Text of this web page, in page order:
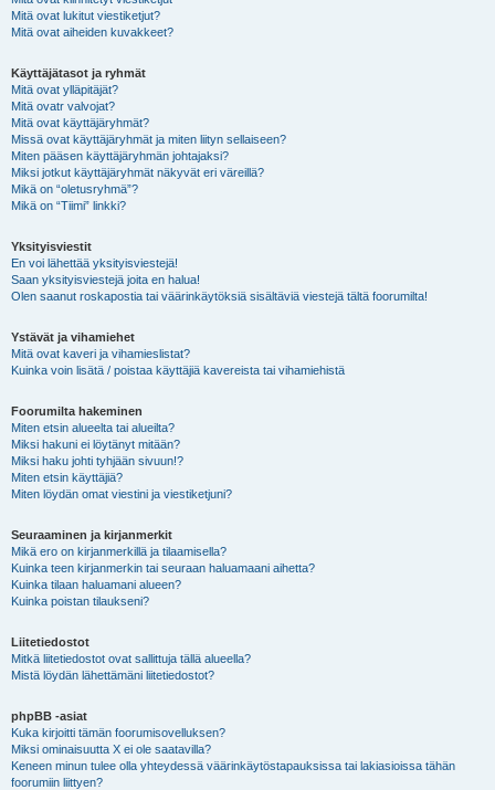
Mitä ovat lukitut viestiketjut?
Mitä ovat aiheiden kuvakkeet?
Käyttäjätasot ja ryhmät
Mitä ovat ylläpitäjät?
Mitä ovatr valvojat?
Mitä ovat käyttäjäryhmät?
Missä ovat käyttäjäryhmät ja miten liityn sellaiseen?
Miten pääsen käyttäjäryhmän johtajaksi?
Miksi jotkut käyttäjäryhmät näkyvät eri väreillä?
Mikä on “oletusryhmä”?
Mikä on “Tiimi” linkki?
Yksityisviestit
En voi lähettää yksityisviestejä!
Saan yksityisviestejä joita en halua!
Olen saanut roskapostia tai väärinkäytöksiä sisältäviä viestejä tältä foorumilta!
Ystävät ja vihamiehet
Mitä ovat kaveri ja vihamieslistat?
Kuinka voin lisätä / poistaa käyttäjiä kavereista tai vihamiehistä
Foorumilta hakeminen
Miten etsin alueelta tai alueilta?
Miksi hakuni ei löytänyt mitään?
Miksi haku johti tyhjään sivuun!?
Miten etsin käyttäjiä?
Miten löydän omat viestini ja viestiketjuni?
Seuraaminen ja kirjanmerkit
Mikä ero on kirjanmerkillä ja tilaamisella?
Kuinka teen kirjanmerkin tai seuraan haluamaani aihetta?
Kuinka tilaan haluamani alueen?
Kuinka poistan tilaukseni?
Liitetiedostot
Mitkä liitetiedostot ovat sallittuja tällä alueella?
Mistä löydän lähettämäni liitetiedostot?
phpBB -asiat
Kuka kirjoitti tämän foorumisovelluksen?
Miksi ominaisuutta X ei ole saatavilla?
Keneen minun tulee olla yhteydessä väärinkäytöstapauksissa tai lakiasioissa tähän
foorumiin liittyen?